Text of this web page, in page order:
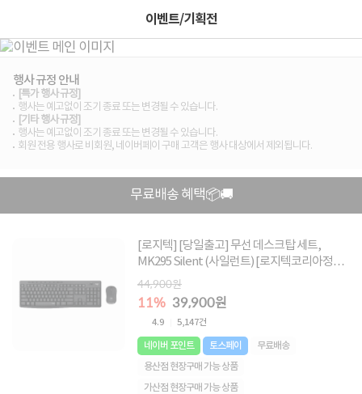
이벤트/기획전
행사 규정 안내
[특가 행사 규정]
행사는 예고없이 조기 종료 또는 변경될 수 있습니다.
[기타 행사 규정]
행사는 예고없이 조기 종료 또는 변경될 수 있습니다.
회원 전용 행사로 비회원, 네이버페이 구매 고객은 행사 대상에서 제외됩니다.
무료배송 혜택📦🚚
[로지텍] [당일출고] 무선 데스크탑 세트,
MK295 Silent (사일런트) [로지텍코리아정품]
[블랙]
44,900원
11% 39,900원
4.9 5,147건
네이버 포인트 토스페이
무료배송
용산점 현장구매 가능 상품
가산점 현장구매 가능 상품